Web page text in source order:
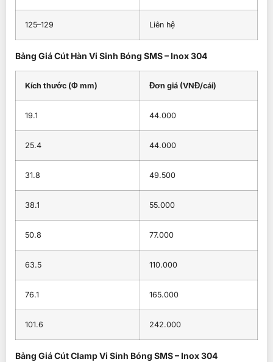
125–129 Liên hệ
Bảng Giá Cút Hàn Vi Sinh Bóng SMS – Inox 304
Kích thước (Φ mm) Đơn giá (VNĐ/cái)
19.1 44.000
25.4 44.000
31.8 49.500
38.1 55.000
50.8 77.000
63.5 110.000
76.1 165.000
101.6 242.000
Bảng Giá Cút Clamp Vi Sinh Bóng SMS – Inox 304